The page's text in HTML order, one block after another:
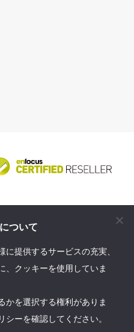
トゥー
rights reserved.
プ
ついて
提供するサービスの充実、
、クッキーを使用していま
かを選択する権利がありま
ーを確認してください。